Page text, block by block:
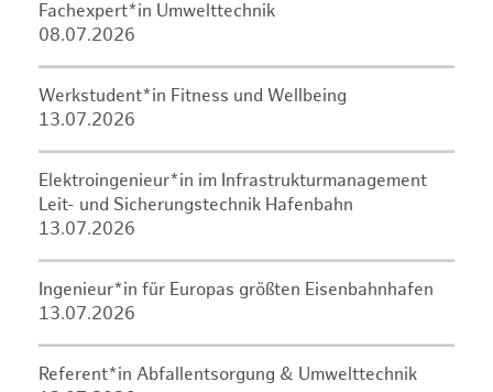
Fachexpert*in Umwelttechnik
08.07.2026
Werkstudent*in Fitness und Wellbeing
13.07.2026
Elektroingenieur*in im Infrastrukturmanagement
Leit- und Sicherungstechnik Hafenbahn
13.07.2026
Ingenieur*in für Europas größten Eisenbahnhafen
13.07.2026
Referent*in Abfallentsorgung & Umwelttechnik